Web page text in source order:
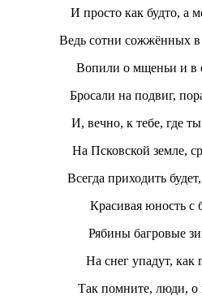
И просто как будто, а
Ведь сотни сожжённых
Вопили о мщеньи и в
Бросали на подвиг,
И, вечно, к тебе, где
На Псковской земле,
Всегда приходить
Красивая юность с
Рябины багровые
На снег упадут, как
Так помните, люди,